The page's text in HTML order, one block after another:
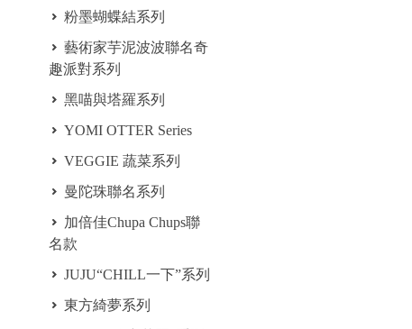
粉墨蝴蝶結系列
藝術家芋泥波波聯名奇
趣派對系列
黑喵與塔羅系列
YOMI OTTER Series
VEGGIE 蔬菜系列
曼陀珠聯名系列
加倍佳Chupa Chups聯
名款
JUJU“CHILL一下”系列
東方綺夢系列